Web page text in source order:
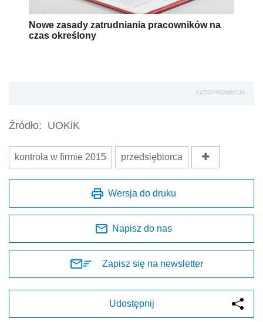
Nowe zasady zatrudniania pracowników na
czas określony
AUTOPROMOCJA
Źródło: UOKiK
kontrola w firmie 2015 przedsiębiorca
Wersja do druku
Napisz do nas
Zapisz się na newsletter
Udostępnij